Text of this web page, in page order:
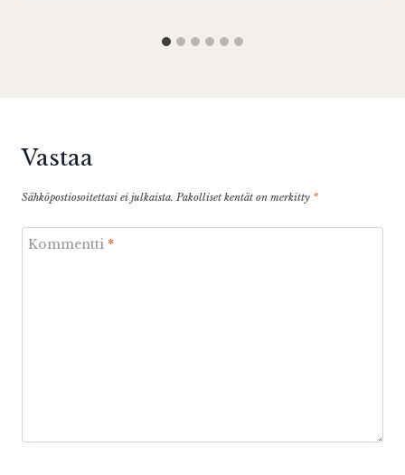
Vastaa
Sähköpostiosoitettasi ei julkaista. Pakolliset kentät on merkitty *
Kommentti *